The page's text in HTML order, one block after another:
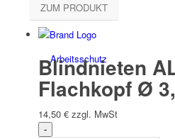
Arbeits­schutz
ZUM PRODUKT
Blindnieten
Flachkopf Ø
14,50 € zzgl. MwSt